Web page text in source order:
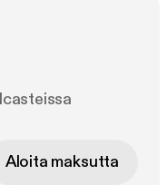
Aloita maksutta